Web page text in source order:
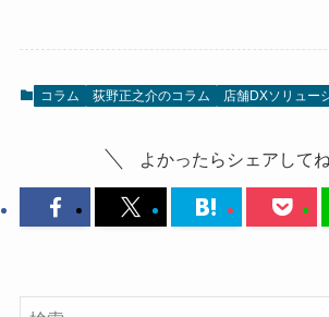
コラム 荻野正之介のコラム 店舗DXソリュー
よかったらシェアしてね